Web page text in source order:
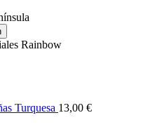
Rainbow
Turquesa 13,00 €